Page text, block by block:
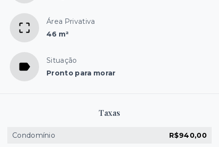
Área Privativa
46 m²
Situação
Pronto para morar
Taxas
Condomínio
R$940,00